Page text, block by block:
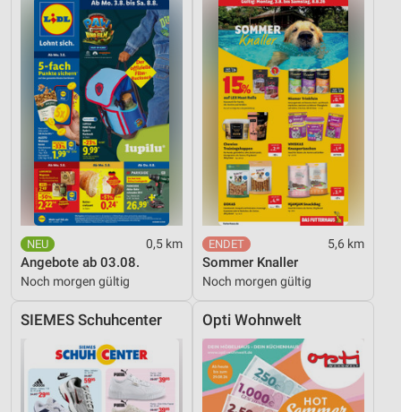
0,5 km
Angebote ab 03.08.
Noch morgen gültig
5,6 km
Sommer Knaller
Noch morgen gültig
SIEMES Schuhcenter Opti Wohnwelt